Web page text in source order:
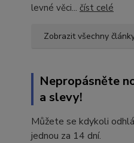
levné věci... číst celé
Zobrazit všechny
Nepropásněte
a slevy!
Můžete se kdykoli
jednou za 14 dní.